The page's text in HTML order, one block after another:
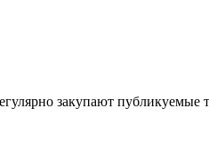
закупают публикуемые